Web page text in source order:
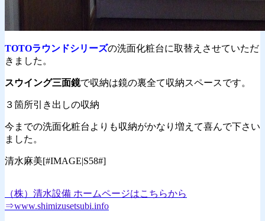
TOTOラウンドシリーズの洗面化粧台に取替えさせていただ
きました。
スウイング三面鏡で収納は鏡の裏全て収納スペースです。
３箇所引き出しの収納
今までの洗面化粧台よりも収納がかなり増えて喜んで下さい
ました。
清水麻美[#IMAGE|S58#]
（株）清水設備 ホームページはこちらから
⇒www.shimizusetsubi.info